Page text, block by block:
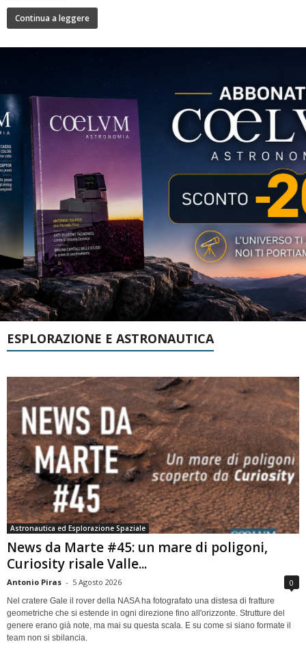
Continua a leggere
ESPLORAZIONE E ASTRONAUTICA
Astronautica ed Esplorazione Spaziale
News da Marte #45: un mare di poligoni,
Curiosity risale Valle...
Antonio Piras - 5 Agosto 2026 0
Nel cratere Gale il rover della NASA ha fotografato una distesa di fratture
geometriche che si estende in ogni direzione fino all'orizzonte. Strutture del
genere erano già note, ma mai su questa scala. E su come si siano formate il
team non si sbilancia.